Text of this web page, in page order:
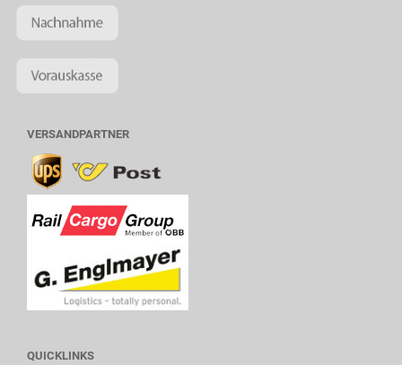
VERSANDPARTNER
QUICKLINKS